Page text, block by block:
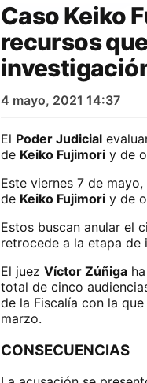
Caso Keiko
recursos
4 mayo, 2021 14:37
El Poder Judicial
de Keiko Fujimoriy de
Este viernes 7 de mayo,
de Keiko Fujimoriy de
Estos buscan anular el
retrocede a la etapa de
El juez Víctor Zúñigaha
total de cinco
de la Fiscalía con la
marzo.
CONSECUENCIAS